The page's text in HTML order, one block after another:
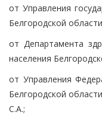
от Управления
Белгородской
от Департамента
населения
от Управления
Белгородской
С.А.;